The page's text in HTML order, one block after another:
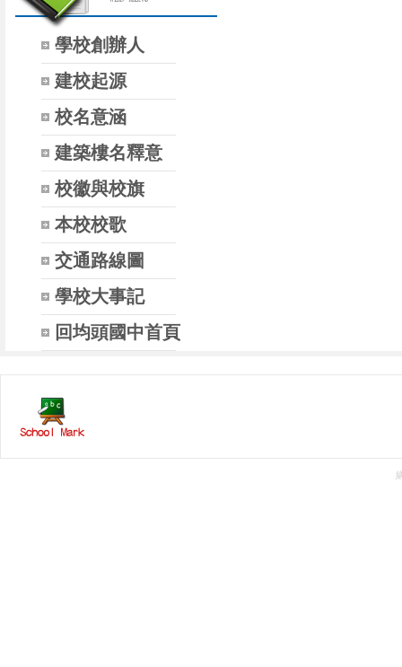
學校創辦人
建校起源
校名意涵
建築樓名釋意
校徽與校旗
本校校歌
交通路線圖
學校大事記
回均頭國中首頁